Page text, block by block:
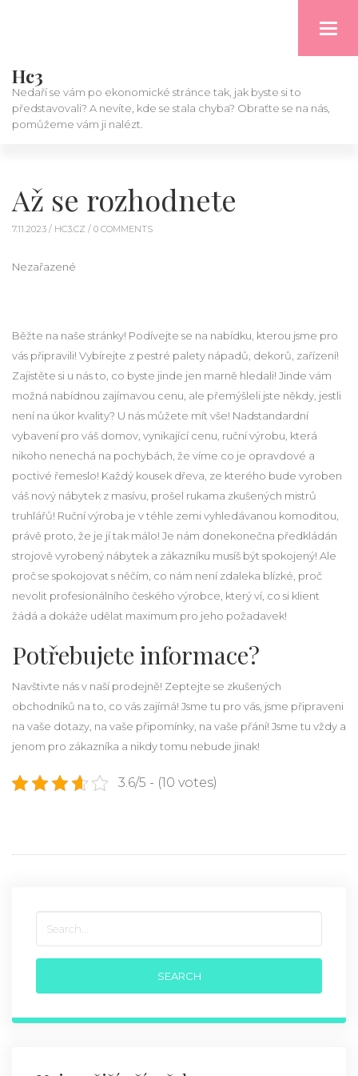
Hc3
Nedaří se vám po ekonomické stránce tak, jak byste si to
představovali? A nevíte, kde se stala chyba? Obraťte se na nás,
pomůžeme vám ji nalézt.
Až se rozhodnete
7.11.2023 / HC3.CZ / 0 COMMENTS
Nezařazené
Běžte na naše stránky! Podívejte se na nabídku, kterou jsme pro
vás připravili! Vybírejte z pestré palety nápadů, dekorů, zařízení!
Zajistěte si u nás to, co byste jinde jen marně hledali! Jinde vám
možná nabídnou zajímavou cenu, ale přemýšleli jste někdy, jestli
není na úkor kvality? U nás můžete mít vše! Nadstandardní
vybavení pro váš domov, vynikající cenu, ruční výrobu, která
nikoho nenechá na pochybách, že víme co je opravdové a
poctivé řemeslo! Každý kousek dřeva, ze kterého bude vyroben
váš nový nábytek z masívu , prošel rukama zkušených mistrů
truhlářů! Ruční výroba je v téhle zemi vyhledávanou komoditou,
právě proto, že je jí tak málo! Je nám donekonečna předkládán
strojově vyrobený nábytek a zákazníku musíš být spokojený! Ale
proč se spokojovat s něčím, co nám není zdaleka blízké, proč
nevolit profesionálního českého výrobce, který ví, co si klient
žádá a dokáže udělat maximum pro jeho požadavek!
Potřebujete informace?
Navštivte nás v naší prodejně! Zeptejte se zkušených
obchodníků na to, co vás zajímá! Jsme tu pro vás, jsme připraveni
na vaše dotazy, na vaše připomínky, na vaše přání! Jsme tu vždy a
jenom pro zákazníka a nikdy tomu nebude jinak!
3.6/5 - (10 votes)